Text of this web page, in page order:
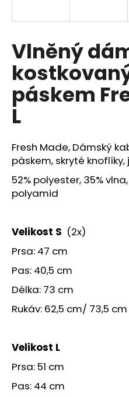
Vlněný
páskem
L
Fresh Made, Dámský
páskem, skryté
52% polyester, 35%
polyamid
Velikost S (2x)
Prsa: 47 cm
Pas: 40,5 cm
Délka: 73 cm
Rukáv: 62,5 cm/ 73,5
Velikost L
Prsa: 51 cm
Pas: 44 cm
í
t
?